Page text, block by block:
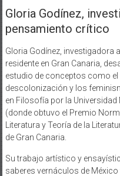
Gloria Godínez,
pensamiento crítico
Gloria Godínez, investigadora
residente en Gran Canaria,
estudio de conceptos como el
descolonización y los
en Filosofía por la
(donde obtuvo el Premio
Literatura y Teoría de la
de Gran Canaria.
Su trabajo artístico y
saberes vernáculos de